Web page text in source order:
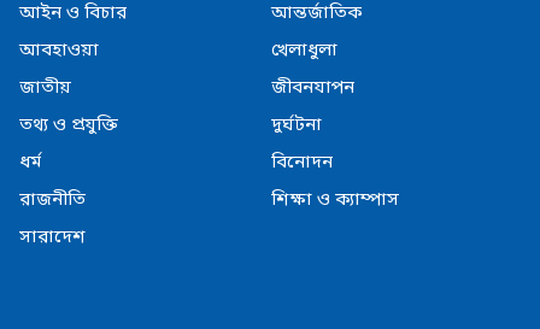
আইন ও বিচার
আন্তর্জাতিক
আবহাওয়া
খেলাধুলা
জাতীয়
জীবনযাপন
তথ্য ও প্রযুক্তি
দুর্ঘটনা
ধর্ম
বিনোদন
রাজনীতি
শিক্ষা ও ক্যাম্পাস
সারাদেশ